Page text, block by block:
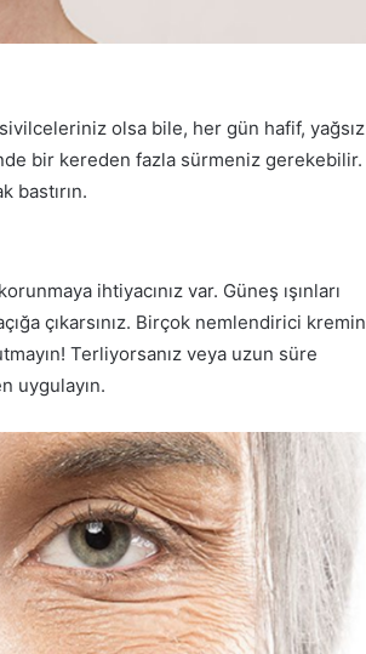
olsa bile, her gün hafif, yağsız
bir kereden fazla sürmeniz gerekebilir.
bastırın.
ihtiyacınız var. Güneş ışınları
çıkarsınız. Birçok nemlendirici kremin
Terliyorsanız veya uzun süre
uygulayın.